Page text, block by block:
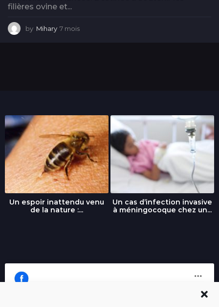
filières ovine et...
by Mihary 7 mois
Un espoir inattendu venu
de la nature :...
Un cas d’infection invasive
à méningocoque chez un...